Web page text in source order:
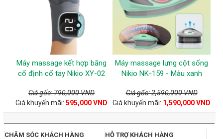
Máy massage kết hợp băng
cố định cổ tay Nikio XY-02
Giá gốc: 790,000 VND
Giá khuyến mãi: 595,000 VND
Máy massage lưng cột sống
Nikio NK-159 - Màu xanh
Giá gốc: 2,590,000 VND
Giá khuyến mãi: 1,590,000 VND
CHĂM SÓC KHÁCH HÀNG HỖ TRỢ KHÁCH HÀNG